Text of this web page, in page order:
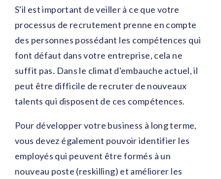
S'il est important de veiller à ce que votre
processus de recrutement prenne en compte
des personnes possédant les compétences qui
font défaut dans votre entreprise, cela ne
suffit pas. Dans le climat d'embauche actuel, il
peut être difficile de recruter de nouveaux
talents qui disposent de ces compétences.
Pour développer votre business à long terme,
vous devez également pouvoir identifier les
employés qui peuvent être formés à un
nouveau poste (reskilling) et améliorer les